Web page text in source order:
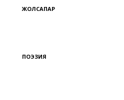
ЖОЛСАПАР
ПОЭЗИЯ